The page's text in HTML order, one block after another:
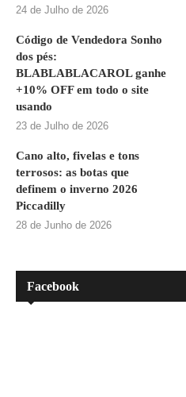
24 de Julho de 2026
Código de Vendedora Sonho
dos pés:
BLABLABLACAROL ganhe
+10% OFF em todo o site
usando
23 de Julho de 2026
Cano alto, fivelas e tons
terrosos: as botas que
definem o inverno 2026
Piccadilly
28 de Junho de 2026
Facebook